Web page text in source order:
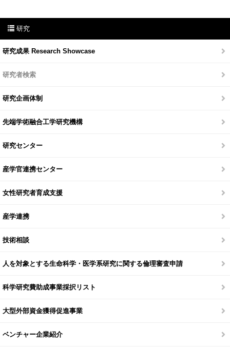
研究
研究成果 Research Showcase
研究者検索
研究企画体制
先端学術融合工学研究機構
研究センター
産学官連携センター
女性研究者育成支援
産学連携
技術相談
人を対象とする生命科学・医学系研究に関する倫理審査申請
科学研究費助成事業採択リスト
大型外部資金獲得促進事業
ベンチャー企業紹介